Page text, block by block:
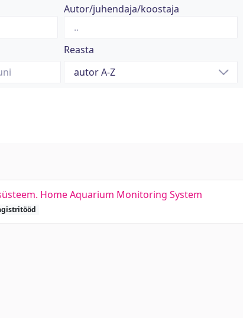
Autor/juhendaja/koostaja
Reasta
Home Aquarium Monitoring System